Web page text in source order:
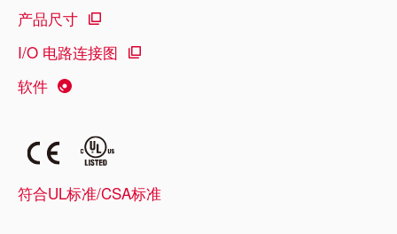
产品尺寸
I/O 电路连接图
软件
符合UL标准/CSA标准